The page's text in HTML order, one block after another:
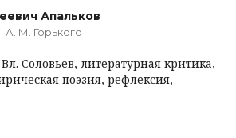
Апальков
М. Горького
Вл. Соловьев, литературная критика,
поэзия, рефлексия,